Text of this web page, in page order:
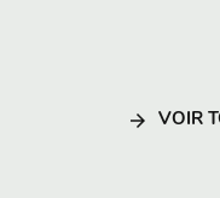
arrow_forward VOIR